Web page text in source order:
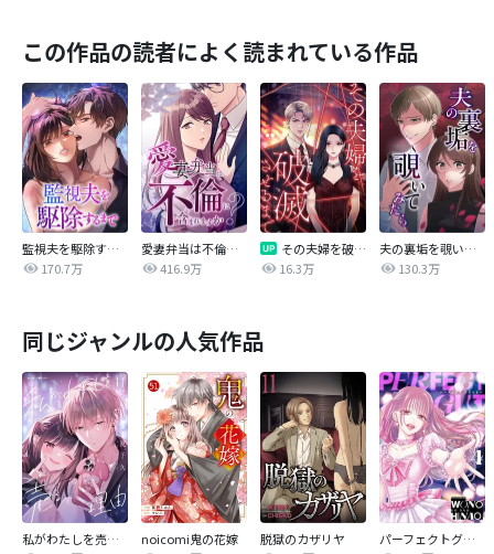
この作品の読者によく読まれている作品
監視夫を駆除するまで
170.7万
愛妻弁当は不倫に含まれますか？
416.9万
その夫婦を破滅させるまで
16.3万
夫の裏垢を覗いてみたら
130.3万
同じジャンルの人気作品
私がわたしを売る理由
noicomi鬼の花嫁
脱獄のカザリヤ
パーフェクトグリッター